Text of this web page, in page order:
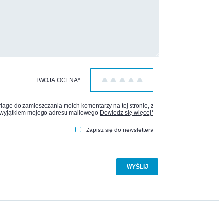
TWOJA OCENA* 5
4
3
2
1
do zamieszczania moich komentarzy na tej stronie, z
wyjątkiem mojego adresu mailowego Dowiedz się więcej*
Zapisz się do newslettera